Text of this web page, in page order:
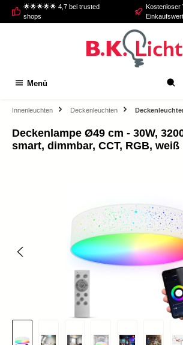
springen
🌟🌟🌟🌟🌟 4,7 bei trusted
shops
Kostenloser
Einkaufswert
Menü
Innenleuchten Deckenleuchten
Deckenlampe Ø49 cm - 30W,
smart, dimmbar, CCT, RGB, weiß